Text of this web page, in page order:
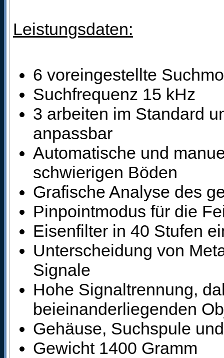
Leistungsdaten:
6 voreingestellte
Suchfrequenz 15 kHz
3 arbeiten im Standard
anpassbar
Automatische und
schwierigen Böden
Grafische Analyse des
Pinpointmodus für die
Eisenfilter in 40 Stufen
Unterscheidung von
Signale
Hohe Signaltrennung,
beieinanderliegenden
Gehäuse, Suchspule
Gewicht 1400 Gramm